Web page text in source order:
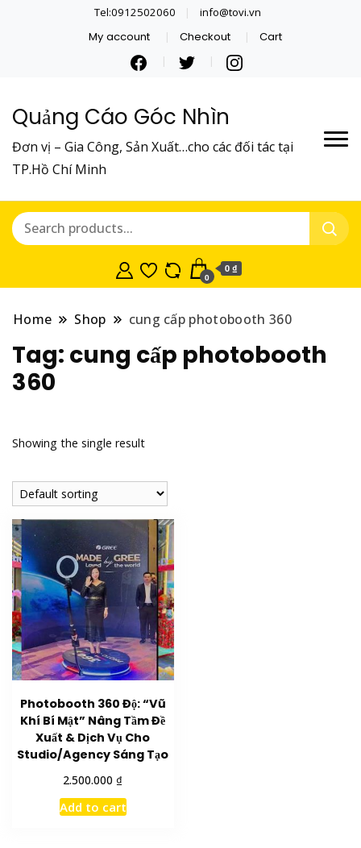
Tel:0912502060 info@tovi.vn
My account Checkout Cart
Quảng Cáo Góc Nhìn
Đơn vị – Gia Công, Sản Xuất…cho các đối tác tại
TP.Hồ Chí Minh
0
0 ₫
Home Shop cung cấp photobooth 360
Tag: cung cấp photobooth
360
Showing the single result
Photobooth 360 Độ: “Vũ
Khí Bí Mật” Nâng Tầm Đề
Xuất & Dịch Vụ Cho
Studio/Agency Sáng Tạo
2.500.000 ₫
Add to cart